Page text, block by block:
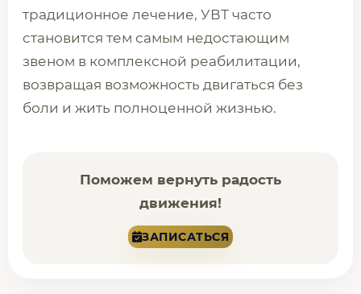
традиционное лечение, УВТ часто
становится тем самым недостающим
звеном в комплексной реабилитации,
возвращая возможность двигаться без
боли и жить полноценной жизнью.
Поможем вернуть радость
движения!
ЗАПИСАТЬСЯ